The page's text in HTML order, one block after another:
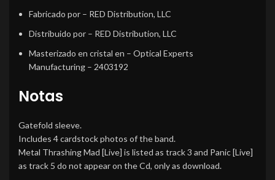
Fabricado por – RED Distribution, LLC
Distribuido por – RED Distribution, LLC
Masterizado en cristal en – Optical Experts
Manufacturing – 2403192
Notas
Gatefold sleeve.
Includes 4 cardstock photos of the band.
Metal Thrashing Mad [Live] is listed as track 3 and Panic [Live]
as track 5 do not appear on the Cd, only as download.